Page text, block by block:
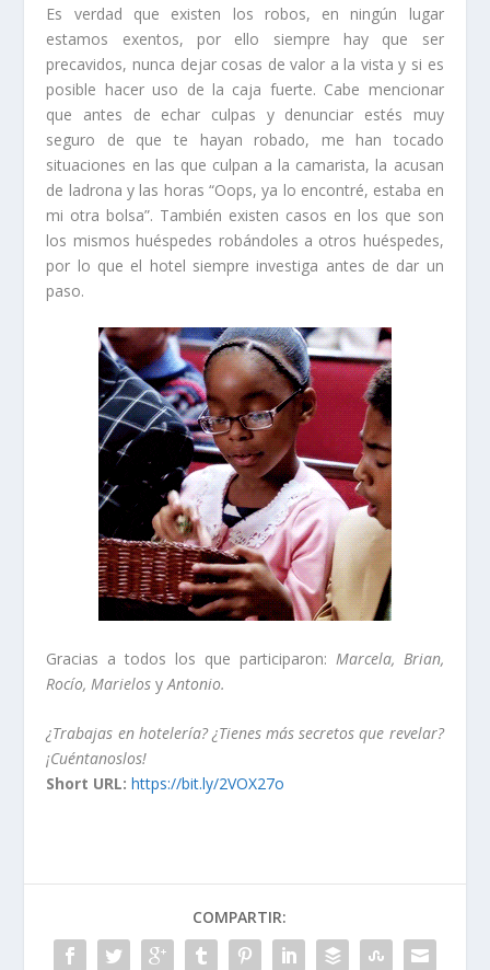
Es verdad que existen los robos, en ningún lugar
estamos exentos, por ello siempre hay que ser
precavidos, nunca dejar cosas de valor a la vista y si es
posible hacer uso de la caja fuerte. Cabe mencionar
que antes de echar culpas y denunciar estés muy
seguro de que te hayan robado, me han tocado
situaciones en las que culpan a la camarista, la acusan
de ladrona y las horas “Oops, ya lo encontré, estaba en
mi otra bolsa”. También existen casos en los que son
los mismos huéspedes robándoles a otros huéspedes,
por lo que el hotel siempre investiga antes de dar un
paso.
Gracias a todos los que participaron: Marcela, Brian,
Rocío, Marielosy Antonio.
¿Trabajas en hotelería? ¿Tienes más secretos que revelar?
¡Cuéntanoslos!
Short URL: https://bit.ly/2VOX27o
COMPARTIR: